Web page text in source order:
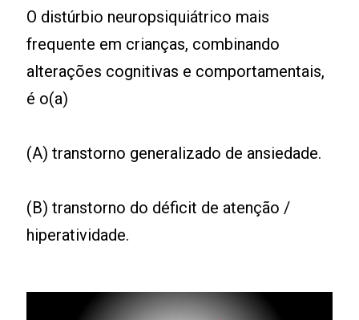
O distúrbio neuropsiquiátrico mais
frequente em crianças, combinando
alterações cognitivas e comportamentais,
é o(a)
(A) transtorno generalizado de ansiedade.
(B) transtorno do déficit de atenção /
hiperatividade.